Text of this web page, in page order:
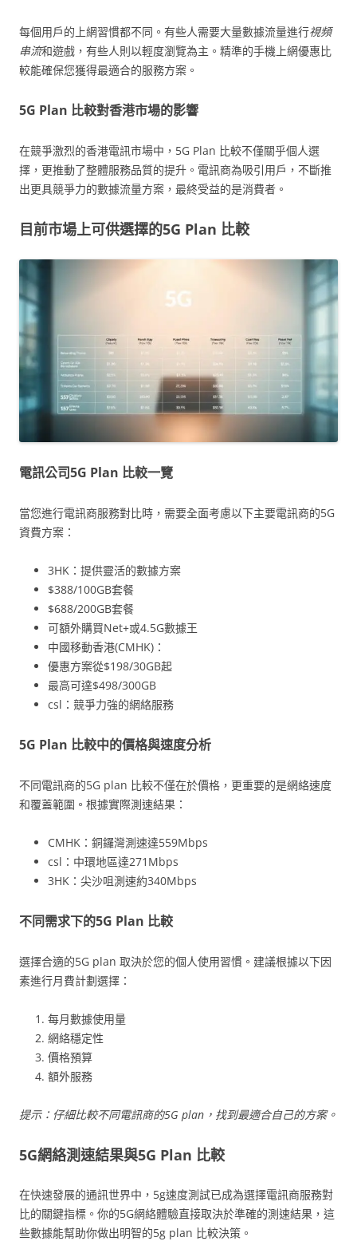
每個用戶的上網習慣都不同。有些人需要大量數據流量進行視頻
串流和遊戲，有些人則以輕度瀏覽為主。精準的手機上網優惠比
較能確保您獲得最適合的服務方案。
5G Plan 比較對香港市場的影響
在競爭激烈的香港電訊市場中，5G Plan 比較不僅關乎個人選
擇，更推動了整體服務品質的提升。電訊商為吸引用戶，不斷推
出更具競爭力的數據流量方案，最終受益的是消費者。
目前市場上可供選擇的5G Plan 比較
電訊公司5G Plan 比較一覽
當您進行電訊商服務對比時，需要全面考慮以下主要電訊商的5G
資費方案：
3HK：提供靈活的數據方案
$388/100GB套餐
$688/200GB套餐
可額外購買Net+或4.5G數據王
中國移動香港(CMHK)：
優惠方案從$198/30GB起
最高可達$498/300GB
csl：競爭力強的網絡服務
5G Plan 比較中的價格與速度分析
不同電訊商的5G plan 比較不僅在於價格，更重要的是網絡速度
和覆蓋範圍。根據實際測速結果：
CMHK：銅鑼灣測速達559Mbps
csl：中環地區達271Mbps
3HK：尖沙咀測速約340Mbps
不同需求下的5G Plan 比較
選擇合適的5G plan 取決於您的個人使用習慣。建議根據以下因
素進行月費計劃選擇：
每月數據使用量
網絡穩定性
價格預算
額外服務
提示：仔細比較不同電訊商的5G plan，找到最適合自己的方案。
5G網絡測速結果與5G Plan 比較
在快速發展的通訊世界中，5g速度測試已成為選擇電訊商服務對
比的關鍵指標。你的5G網絡體驗直接取決於準確的測速結果，這
些數據能幫助你做出明智的5g plan 比較決策。